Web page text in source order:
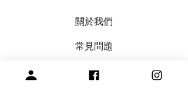
關於我們
常見問題
會員註冊，商品訂購與付款說明